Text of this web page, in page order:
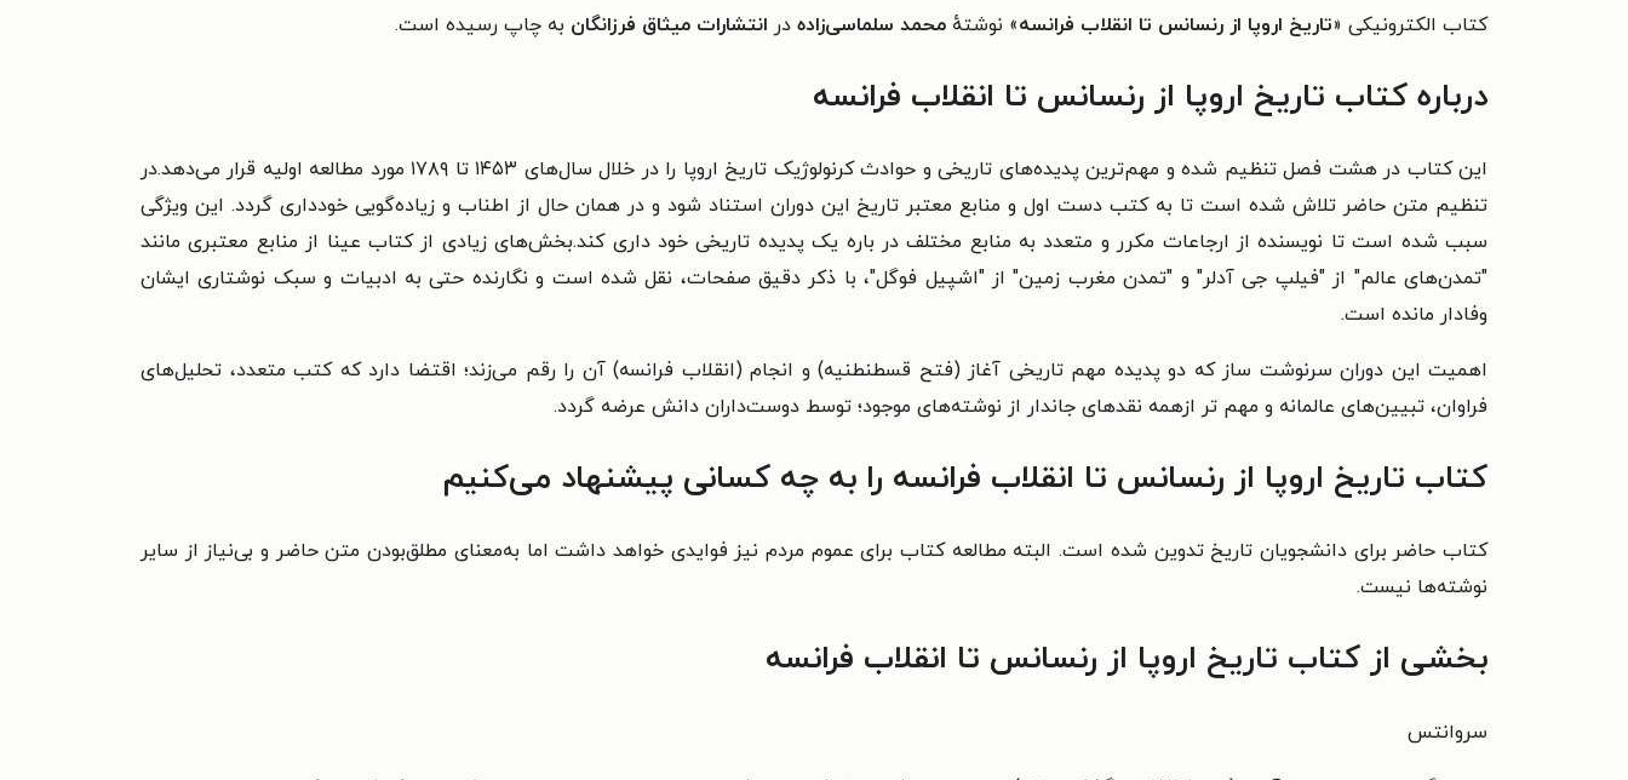
کتاب الکترونیکی «تاریخ اروپا از رنسانس تا انقلاب فرانسه» نوشتهٔ محمد سلماسی‌زاده در انتشارات میثاق فرزانگان به چاپ رسیده است.
درباره کتاب تاریخ اروپا از رنسانس تا انقلاب فرانسه
این کتاب در هشت فصل تنظیم شده و مهم‌ترین پدیده‌های تاریخی و حوادث کرنولوژیک تاریخ اروپا را در خلال سال‌های ۱۴۵۳ تا ۱۷۸۹ مورد مطالعه اولیه قرار می‌دهد.در
تنظیم متن حاضر تلاش شده است تا به کتب دست اول و منابع معتبر تاریخ این دوران استناد شود و در همان حال از اطناب و زیاده‌گویی خود‌داری گردد. این ویژگی
سبب شده است تا نویسنده از ارجاعات مکرر و متعدد به منابع مختلف در باره یک پدیده تاریخی خود داری کند.بخش‌های زیادی از کتاب عینا از منابع معتبری مانند
"تمدن‌های عالم" از "فیلپ جی آدلر" و "تمدن مغرب زمین" از "اشپیل فوگل"، با ذکر دقیق صفحات، نقل شده است و نگارنده حتی به ادبیات و سبک نوشتاری ایشان
وفادار مانده است.
اهمیت این دوران سرنوشت ساز که دو پدیده مهم تاریخی آغاز (فتح قسطنطنیه) و انجام (انقلاب فرانسه) آن را رقم می‌زند؛ اقتضا دارد که کتب متعدد، تحلیل‌های
فراوان، تبیین‌های عالمانه و مهم تر ازهمه نقد‌های جاندار از نوشته‌های موجود؛ توسط دوست‌داران دانش عرضه گردد.
کتاب تاریخ اروپا از رنسانس تا انقلاب فرانسه را به چه کسانی پیشنهاد می‌کنیم
کتاب حاضر برای دانشجویان تاریخ تدوین شده است. البته مطالعه کتاب برای عموم مردم نیز فوایدی خواهد داشت اما به‌معنای مطلق‌بودن متن حاضر و بی‌نیاز از سایر
نوشته‌ها نیست.
بخشی از کتاب تاریخ اروپا از رنسانس تا انقلاب فرانسه
سروانتس